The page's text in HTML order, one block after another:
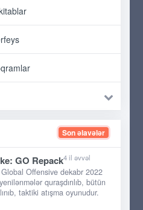
Son əlavələr
GO Repack4 il əvvəl
Offensive dekabr 2022
quraşdırılıb, bütün
taktiki atışma oyunudur.